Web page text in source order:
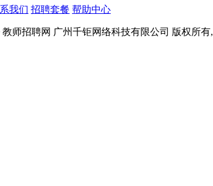
我们 招聘套餐 帮助中心
教师招聘网 广州千钜网络科技有限公司 版权所有,